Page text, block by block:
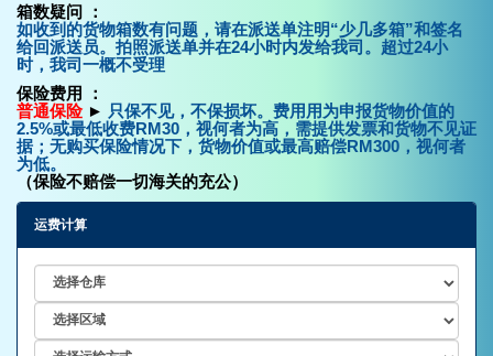
箱数疑问 ：
如收到的货物箱数有问题，请在派送单注明“少几多箱”和签名
给回派送员。拍照派送单并在24小时内发给我司。超过24小
时，我司一概不受理
保险费用 ：
普通保险 ► 只保不见，不保损坏。费用用为申报货物价值的
2.5%或最低收费RM30，视何者为高，需提供发票和货物不见证
据；无购买保险情况下，货物价值或最高赔偿RM300，视何者
为低。
（保险不赔偿一切海关的充公）
运费计算